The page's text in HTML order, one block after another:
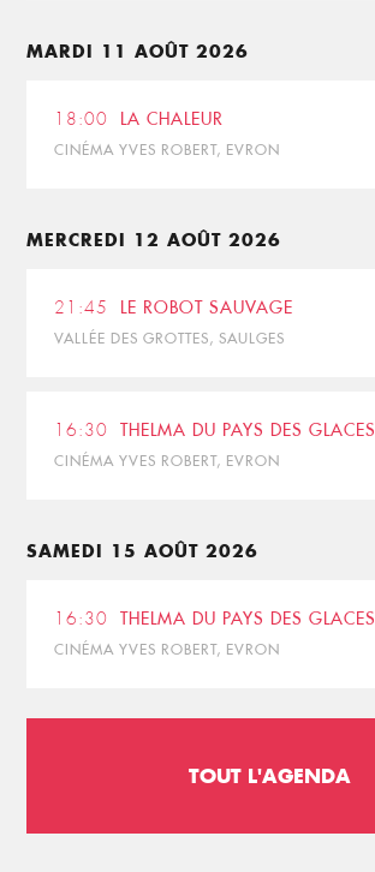
MARDI 11 AOÛT 2026
18:00 LA CHALEUR
CINÉMA YVES ROBERT, EVRON
MERCREDI 12 AOÛT 2026
21:45 LE ROBOT SAUVAGE
VALLÉE DES GROTTES, SAULGES
16:30 THELMA DU PAYS DES GLACES
CINÉMA YVES ROBERT, EVRON
SAMEDI 15 AOÛT 2026
16:30 THELMA DU PAYS DES GLACES
CINÉMA YVES ROBERT, EVRON
TOUT L'AGENDA